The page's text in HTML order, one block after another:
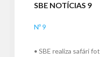
Notícias
Ações
Serviços
SBE NOTÍCIAS 9
Nº 9
• SBE realiza safári